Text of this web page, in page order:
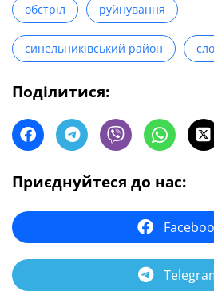
обстріл руйнування
синельниківський район
Поділитися:
Приєднуйтеся до нас: